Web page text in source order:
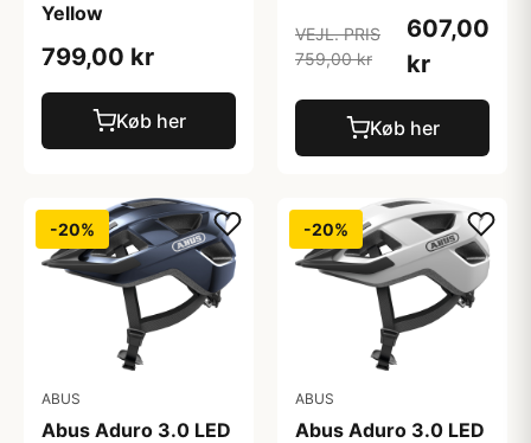
Yellow
799,00 kr
Køb her
VEJL. PRIS
759,00 kr
607,00
kr
Køb her
-20%
ABUS
Abus Aduro 3.0 LED
-20%
ABUS
Abus Aduro 3.0 LED